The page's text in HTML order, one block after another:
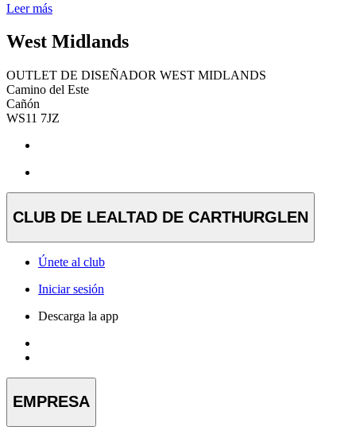
Leer más
West Midlands
OUTLET DE DISEÑADOR WEST MIDLANDS
Camino del Este
Cañón
WS11 7JZ
CLUB DE LEALTAD DE CARTHURGLEN
Únete al club
Iniciar sesión
Descarga la app
EMPRESA